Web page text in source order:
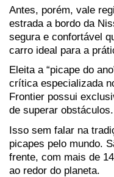
Antes, porém, vale
estrada a bordo da
segura e confortável
carro ideal para a
Eleita a “picape do
crítica especializada
Frontier possui
de superar obstáculos.
Isso sem falar na
picapes pelo mundo.
frente, com mais de
ao redor do planeta.